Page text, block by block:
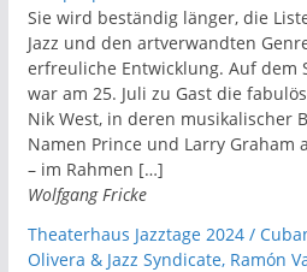
Sie wird beständig länger, die
Jazz und den artverwandten
erfreuliche Entwicklung. Auf dem
war am 25. Juli zu Gast die
Nik West, in deren musikalischer
Namen Prince und Larry Graham
– im Rahmen […]
Wolfgang Fricke
Theaterhaus Jazztage 2024 /
Olivera & Jazz Syndicate, Ramón